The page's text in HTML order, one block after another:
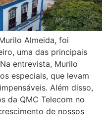
Almeida, foi
uma das principais
entrevista, Murilo
especiais, que levam
Além disso,
da QMC Telecom no
de nossos